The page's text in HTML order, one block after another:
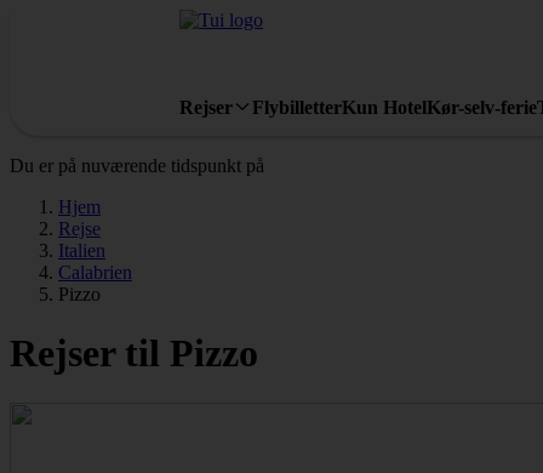
Rejser FlybilletterKun HotelKør-selv-ferie
Du er på nuværende tidspunkt på
Hjem
Rejse
Italien
Calabrien
Pizzo
Rejser til Pizzo